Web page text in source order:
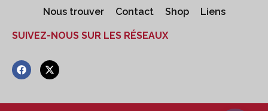
Nous trouver
Contact Shop Liens
SUIVEZ-NOUS SUR LES RÉSEAUX
F
a
b
X
-
i